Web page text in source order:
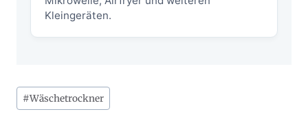
Kleingeräten.
Schlagworte:
#Wäschetrockner